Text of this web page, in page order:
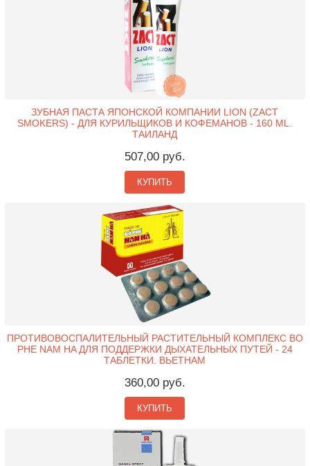
ЗУБНАЯ ПАСТА ЯПОНСКОЙ КОМПАНИИ LION (ZACT
SMOKERS) - ДЛЯ КУРИЛЬЩИКОВ И КОФЕМАНОВ - 160 ML.
ТАИЛАНД
507,00 руб.
КУПИТЬ
ПРОТИВОВОСПАЛИТЕЛЬНЫЙ РАСТИТЕЛЬНЫЙ КОМПЛЕКС BO
PHE NAM HA ДЛЯ ПОДДЕРЖКИ ДЫХАТЕЛЬНЫХ ПУТЕЙ - 24
ТАБЛЕТКИ. ВЬЕТНАМ
360,00 руб.
КУПИТЬ